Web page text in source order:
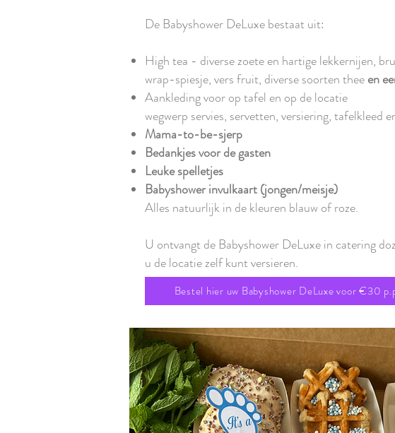
De Babyshower DeLuxe bestaat uit:
High tea - diverse zoete en hartige lekkernijen,
wrap-spiesje, vers fruit, diverse soorten theeen
Aankleding voor op tafel en op de locatie
wegwerp servies, servetten, versiering, tafelkleed
Mama-to-be-sjerp
Bedankjes voor de gasten
​Leuke spelletjes
Babyshower invulkaart (jongen/meisje)
Alles natuurlijk in de kleuren blauw of roze.
U ontvangt de Babyshower DeLuxe in catering
u de locatie zelf kunt versieren.
Bestel hier uw Babyshower DeLuxe voor €30